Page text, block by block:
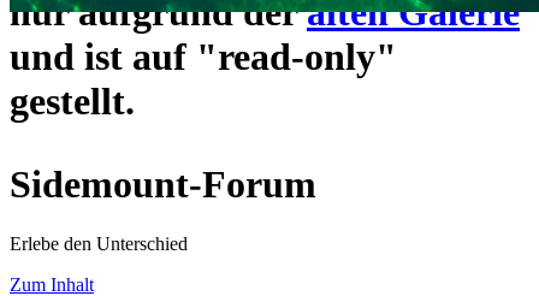
nur aufgrund deralten Galerie
und ist auf "read-only"
gestellt.
Sidemount-Forum
Erlebe den Unterschied
Zum Inhalt